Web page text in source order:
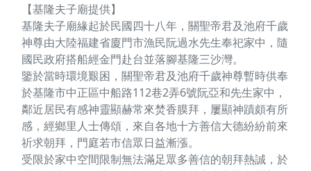
【基隆夫子廟提供】
基隆夫子廟緣起於民國四十八年，關聖帝君及池府千歲
神尊由大陸福建省廈門市漁民阮過水先生奉祀家中，隨
國民政府搭船經金門赴台並落腳基隆三沙灣。
鑒於當時環境艱困，關聖帝君及池府千歲神尊暫時供奉
於基隆市中正區中船路112巷2弄6號阮亞和先生家中，
鄰近居民有感神靈顯赫常來焚香膜拜，屢顯神蹟頗有所
感，經鄉里人士傳頌，來自各地十方善信大德紛紛前來
祈求朝拜，門庭若市信眾日益漸漲。
受限於家中空間限制無法滿足眾多善信的朝拜熱誠，於